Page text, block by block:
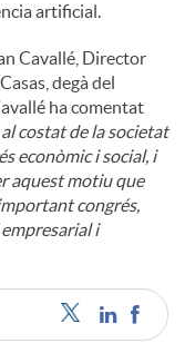
artificial.
Cavallé, Director
degà del
ha comentat
costat de la societat
econòmic i social, i
aquest motiu que
congrés,
i